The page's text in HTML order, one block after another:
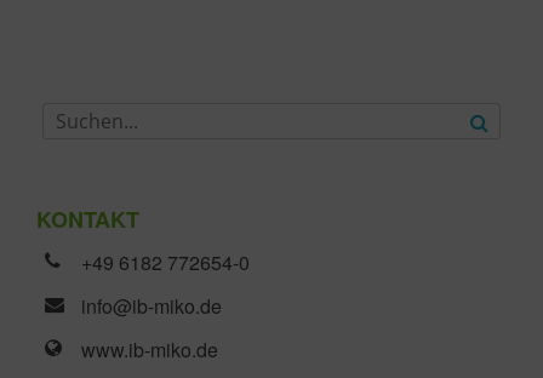
KONTAKT
+49 6182 772654-0
info@ib-miko.de
www.ib-miko.de